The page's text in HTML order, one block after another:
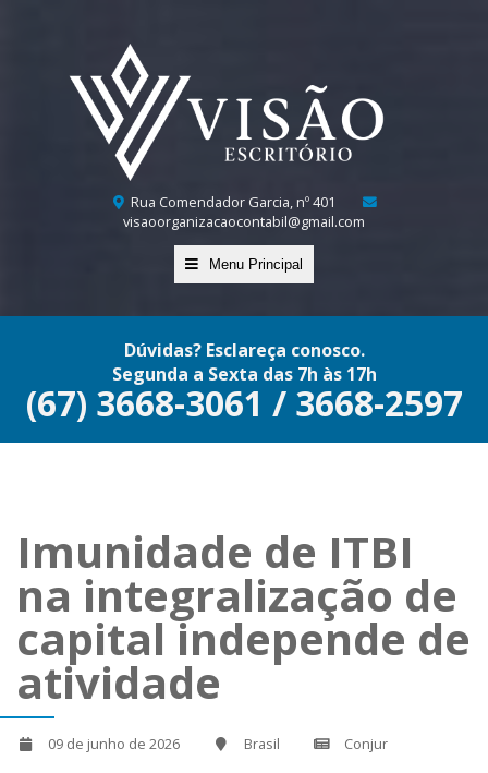
Rua Comendador Garcia, nº 401
visaoorganizacaocontabil@gmail.com
Menu Principal
Dúvidas? Esclareça conosco.
Segunda a Sexta das 7h às 17h
(67) 3668-3061 / 3668-2597
Imunidade de ITBI
na integralização de
capital independe de
atividade
09 de junho de 2026 Brasil Conjur